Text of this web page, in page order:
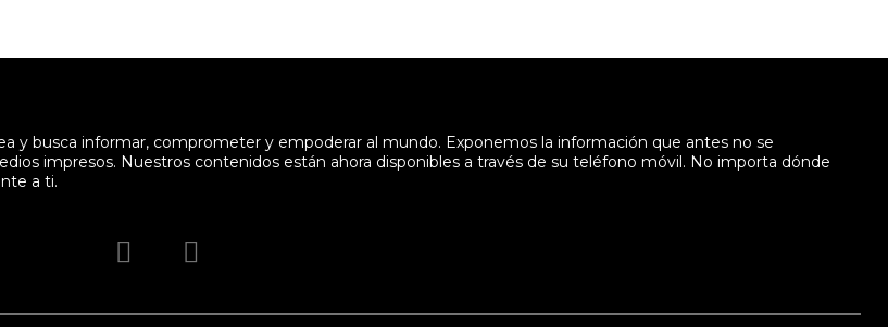
y busca informar, comprometer y empoderar al mundo. Exponemos la información que antes no se
impresos. Nuestros contenidos están ahora disponibles a través de su teléfono móvil. No importa dónde
a ti.